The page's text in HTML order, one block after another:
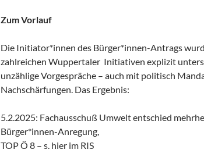
Zum Vorlauf
Die Initiator*innen des Bürger*innen-Antrags
zahlreichen Wuppertaler Initiativen explizit
unzählige Vorgespräche – auch mit politisch
Nachschärfungen. Das Ergebnis:
5.2.2025: Fachausschuß Umwelt entschied
Bürger*innen-Anregung,
TOP Ö 8 – s. hier im RIS